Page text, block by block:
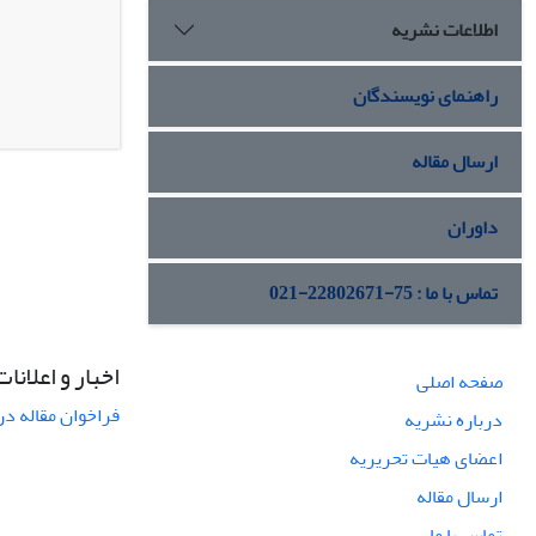
اطلاعات نشریه
راهنمای نویسندگان
ارسال مقاله
داوران
تماس با ما : 75-22802671-021
صفحه اصلی
درباره نشریه
اعضای هیات تحریریه
ارسال مقاله
اخبار و
فراخوان مقاله